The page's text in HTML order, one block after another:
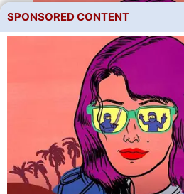
SPONSORED CONTENT